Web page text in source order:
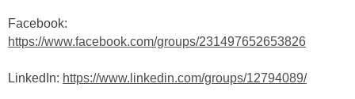
Facebook:
https://www.facebook.com/groups/231497652653826
LinkedIn: https://www.linkedin.com/groups/12794089/